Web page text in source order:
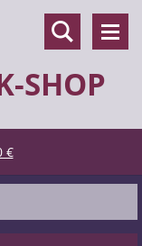
SHOP
€